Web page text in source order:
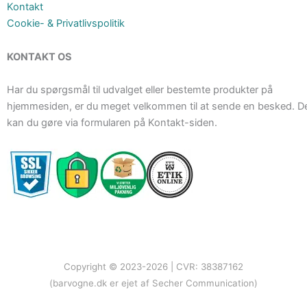
Kontakt
Cookie- & Privatlivspolitik
KONTAKT OS
Har du spørgsmål til udvalget eller bestemte produkter på
hjemmesiden, er du meget velkommen til at sende en besked.
kan du gøre via formularen på Kontakt-siden.
Copyright © 2023-2026 | CVR: 38387162
(barvogne.dk er ejet af Secher Communication)